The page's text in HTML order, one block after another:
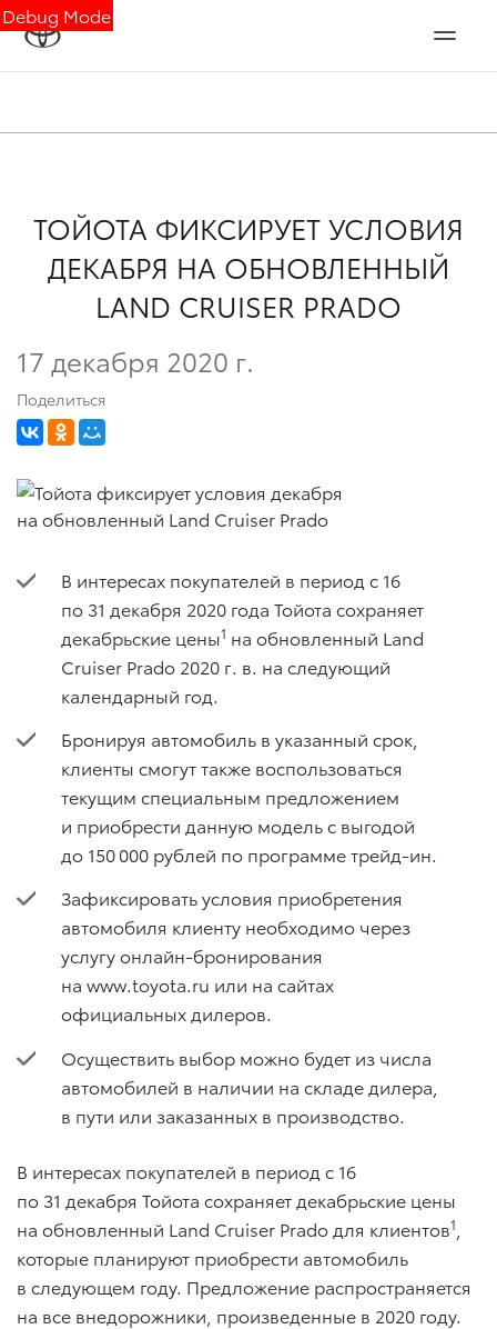
Debug Mode
ТОЙОТА ФИКСИРУЕТ УСЛОВИЯ
ДЕКАБРЯ НА ОБНОВЛЕННЫЙ
LAND CRUISER PRADO
17 декабря 2020 г.
Поделиться
В интересах покупателей в период с 16
по 31 декабря 2020 года Тойота сохраняет
декабрьские цены1 на обновленный Land
Cruiser Prado 2020 г. в. на следующий
календарный год.
Бронируя автомобиль в указанный срок,
клиенты смогут также воспользоваться
текущим специальным предложением
и приобрести данную модель с выгодой
до 150 000 рублей по программе трейд-ин.
Зафиксировать условия приобретения
автомобиля клиенту необходимо через
услугу онлайн-бронирования
на www.toyota.ru или на сайтах
официальных дилеров.
Осуществить выбор можно будет из числа
автомобилей в наличии на складе дилера,
в пути или заказанных в производство.
В интересах покупателей в период с 16
по 31 декабря Тойота сохраняет декабрьские цены
на обновленный Land Cruiser Prado для клиентов1
которые планируют приобрести автомобиль
в следующем году. Предложение распространяется
на все внедорожники, произведенные в 2020 году.